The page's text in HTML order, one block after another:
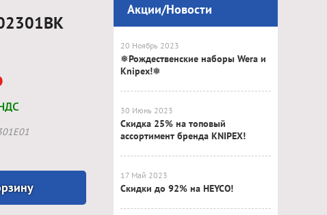
Акции/Новости
20 Ноябрь 2023
❅Рождественские наборы Wera и
Knipex!❅
30 Июнь 2023
Скидка 25% на топовый
ассортимент бренда KNIPEX!
17 Май 2023
Скидки до 92% на HEYCO!